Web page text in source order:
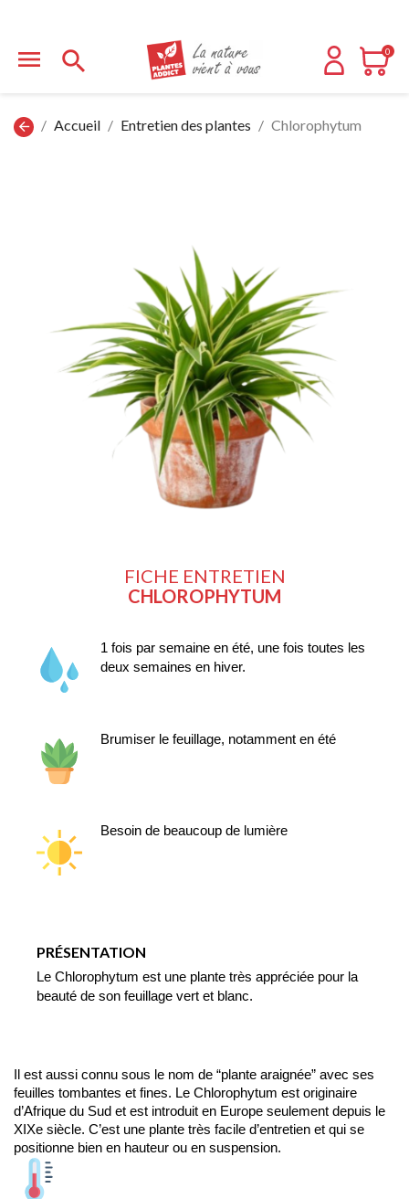
  0
arrow_back Accueil Entretien des plantes Chlorophytum
FICHE ENTRETIEN
CHLOROPHYTUM
1 fois par semaine en été, une fois toutes les
deux semaines en hiver.
Brumiser le feuillage, notamment en été
Besoin de beaucoup de lumière
PRÉSENTATION
Le Chlorophytum est une plante très appréciée pour la
beauté de son feuillage vert et blanc.
Il est aussi connu sous le nom de “plante araignée” avec ses
feuilles tombantes et fines. Le Chlorophytum est originaire
d’Afrique du Sud et est introduit en Europe seulement depuis le
XIXe siècle. C’est une plante très facile d’entretien et qui se
positionne bien en hauteur ou en suspension.